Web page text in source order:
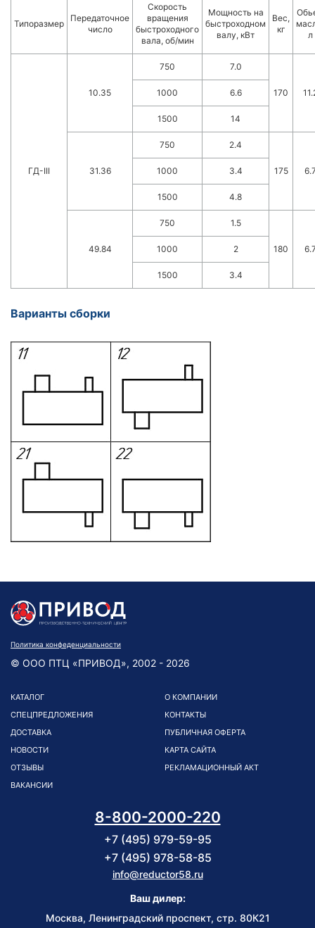
Типоразмер
Передаточное
число
Скорость
вращения
быстроходного
вала, об/мин
Мощность на
быстроходном
валу, кВт
Вес,
кг
л
ГД-III
10.35
750 7.0
170
1000 6.6
1500 14
31.36
750 2.4
175
1000 3.4
1500 4.8
49.84
750 1.5
180
1000 2
1500 3.4
Варианты сборки
Политика конфеденциальности
© ООО ПТЦ «ПРИВОД», 2002 - 2026
КАТАЛОГ
СПЕЦПРЕДЛОЖЕНИЯ
ДОСТАВКА
НОВОСТИ
ОТЗЫВЫ
ВАКАНСИИ
О КОМПАНИИ
КОНТАКТЫ
ПУБЛИЧНАЯ ОФЕРТА
КАРТА САЙТА
РЕКЛАМАЦИОННЫЙ АКТ
8-800-2000-220
+7 (495) 979-59-95
+7 (495) 978-58-85
info@reductor58.ru
Ваш дилер:
Москва, Ленинградский проспект, стр. 80К21